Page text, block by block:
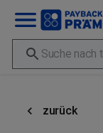
zurück